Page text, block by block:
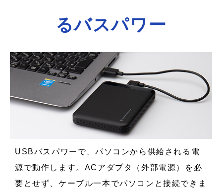
るバスパワー
USBバスパワーで、パソコンから供給される電
源で動作します。ACアダプタ（外部電源）を必
要とせず、ケーブル一本でパソコンと接続できま